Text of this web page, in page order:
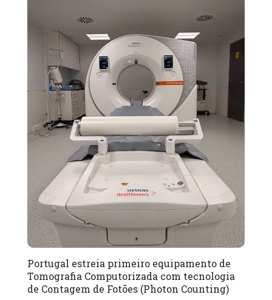
Portugal estreia primeiro equipamento de
Tomografia Computorizada com tecnologia
de Contagem de Fotões (Photon Counting)